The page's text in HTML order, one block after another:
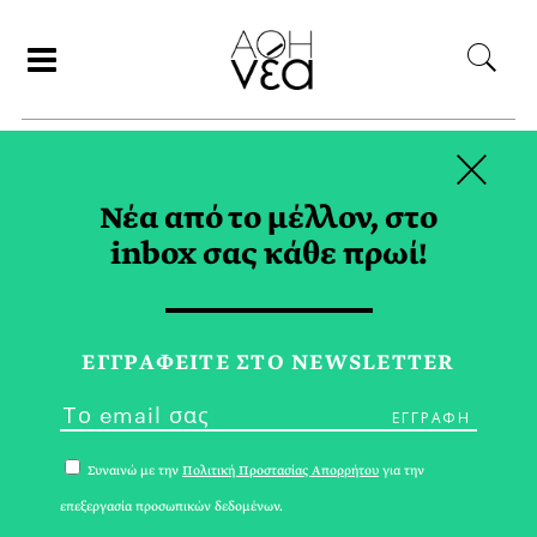
ΑΦΙΕΡΩΜΑΤΑ
Νέα από το μέλλον, στο
inbox σας κάθε πρωί!
ΕΓΓPΑΦΕΙΤΕ ΣΤΟ NEWSLETTER
Συναινώ με την Πολιτική Προστασίας Απορρήτου για την
επεξεργασία προσωπικών δεδομένων.
×